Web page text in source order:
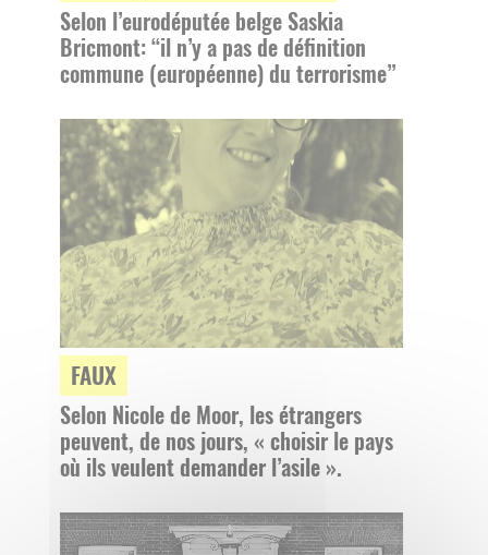
Selon l’eurodéputée belge Saskia
Bricmont: “il n’y a pas de définition
commune (européenne) du terrorisme”
FAUX
Selon Nicole de Moor, les étrangers
peuvent, de nos jours, « choisir le pays
où ils veulent demander l’asile ».